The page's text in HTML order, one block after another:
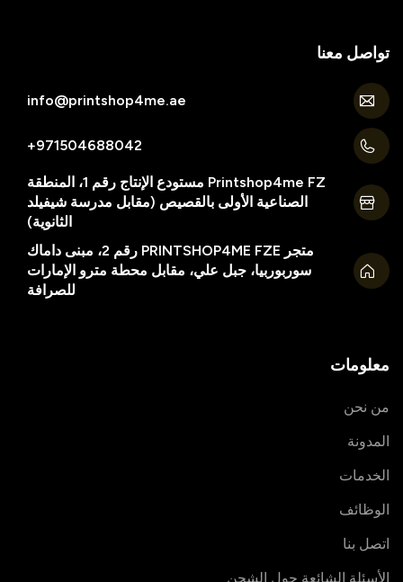
تواصل معنا
info@printshop4me.ae
971504688042+
Printshop4me FZ مستودع الإنتاج رقم 1، المنطقة
الصناعية الأولى بالقصيص (مقابل مدرسة شيفيلد
الثانوية)
متجر PRINTSHOP4ME FZE رقم 2، مبنى داماك
سوربوربيا، جبل علي، مقابل محطة مترو الإمارات
للصرافة
معلومات
من نحن
المدونة
الخدمات
الوظائف
اتصل بنا
الأسئلة الشائعة حول الشحن